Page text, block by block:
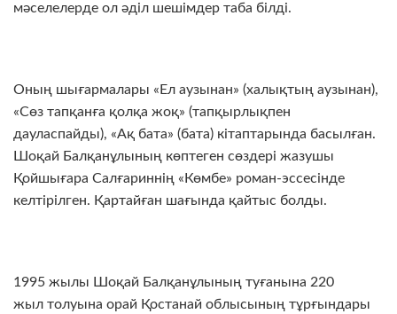
мәселелерде ол әділ шешімдер таба білді.
Оның шығармалары «Ел аузынан» (халықтың аузынан),
«Сөз тапқанға қолқа жоқ» (тапқырлықпен
дауласпайды), «Ақ бата» (бата) кітаптарында басылған.
Шоқай Балқанұлының көптеген сөздері жазушы
Қойшығара Салғариннің «Көмбе» роман-эссесінде
келтірілген. Қартайған шағында қайтыс болды.
1995 жылы Шоқай Балқанұлының туғанына 220
жыл толуына орай Қостанай облысының тұрғындары